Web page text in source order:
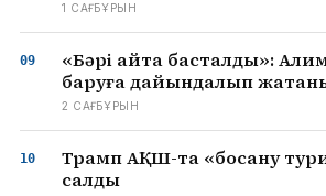
1 САҒ БҰРЫН
«Бәрі қайта басталды»:
баруға дайындалып
2 САҒ БҰРЫН
Трамп АҚШ-та «босану
салды